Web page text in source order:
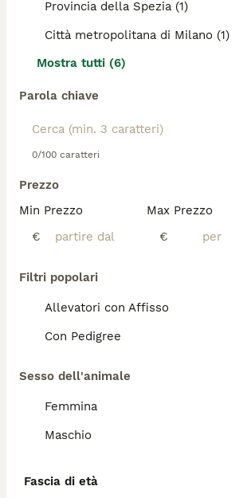
Provincia della Spezia (1)
Città metropolitana di Milano (1)
Mostra tutti (6)
Parola chiave
0/100 caratteri
Prezzo
Min Prezzo
€
Max Prezzo
€
Filtri popolari
Allevatori con Affisso
Con Pedigree
Sesso dell'animale
Femmina
Maschio
Fascia di età